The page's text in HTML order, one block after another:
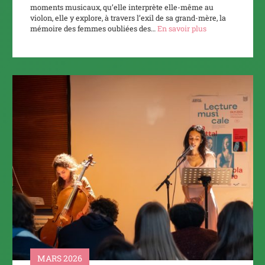
moments musicaux, qu’elle interprète elle-même au
violon, elle y explore, à travers l’exil de sa grand-mère, la
mémoire des femmes oubliées des…En savoir plus
MARS 2026